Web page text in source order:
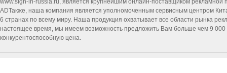
www.sign-in-russia.ru, является крупнейшим онлайн-поставщиком рекламной
ADТакже, наша компания является уполномоченным сервисным центром
6 странах по всему миру. Наша продукция охватывает все области рынка
настоящее время, мы имеем возможность предложить Вам больше чем 9 000
конкурентоспособную цена.